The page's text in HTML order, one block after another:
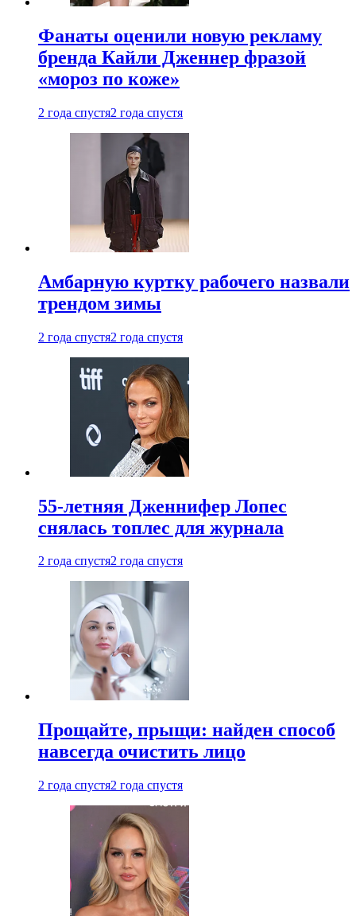
Фанаты оценили новую рекламу
бренда Кайли Дженнер фразой
«мороз по коже»
2 года спустя2 года спустя
Амбарную куртку рабочего назвали
трендом зимы
2 года спустя2 года спустя
55-летняя Дженнифер Лопес
снялась топлес для журнала
2 года спустя2 года спустя
Прощайте, прыщи: найден способ
навсегда очистить лицо
2 года спустя2 года спустя